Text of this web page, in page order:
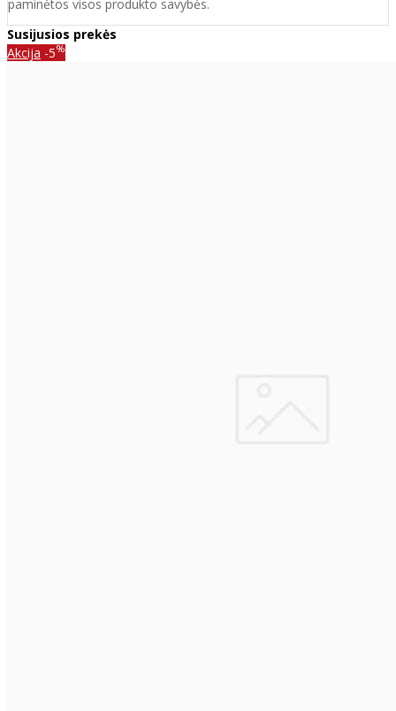
paminėtos visos produkto savybės.
Susijusios prekės
Akcija -5%